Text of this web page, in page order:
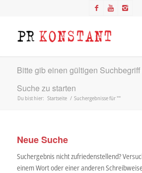
Bitte gib einen gültigen
Suche zu starten
Du bist hier: Startseite / Suchergebnisse für ""
Neue Suche
Suchergebnis nicht zufriedenstellend?
einem Wort oder einer anderen